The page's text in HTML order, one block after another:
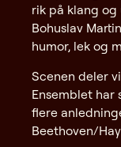
rik på klang og
Bohuslav
humor, lek og
Scenen deler
Ensemblet har
flere
Beethoven/